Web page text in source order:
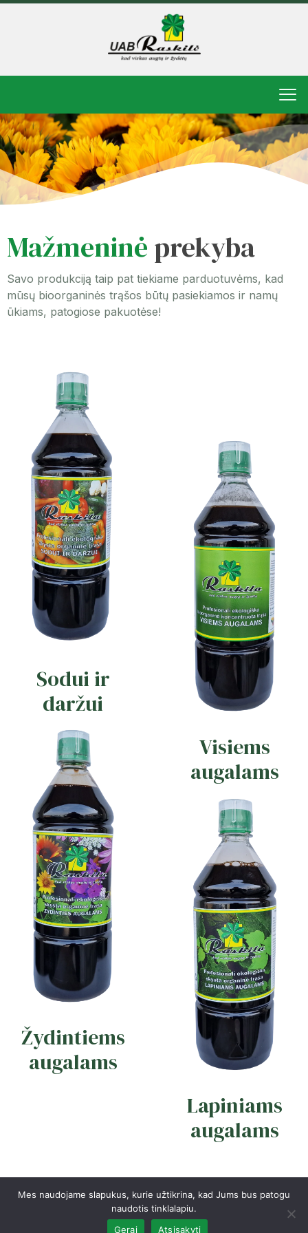
Mažmeninė prekyba
Savo produkciją taip pat tiekiame parduotuvėms, kad
mūsų bioorganinės trąšos būtų pasiekiamos ir namų
ūkiams, patogiose pakuotėse!
Sodui ir
daržui
Visiems
augalams
Žydintiems
augalams
Lapiniams
augalams
Mes naudojame slapukus, kurie užtikrina, kad Jums bus patogu
naudotis tinklalapiu.
Gerai
Atsisakyti